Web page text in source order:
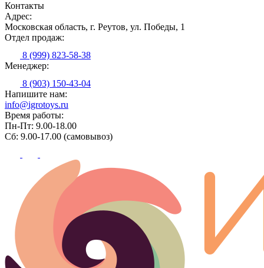
Контакты
Адрес:
Московская область, г. Реутов, ул. Победы, 1
Отдел продаж:
8 (999) 823-58-38
Менеджер:
8 (903) 150-43-04
Напишите нам:
info@igrotoys.ru
Время работы:
Пн-Пт: 9.00-18.00
Сб: 9.00-17.00 (самовывоз)